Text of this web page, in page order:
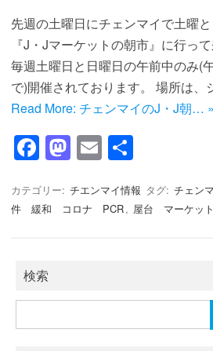
先週の土曜日にチェンマイで土曜
『J・Jマーケットの朝市』に行っ
毎週土曜日と日曜日の午前中のみ(
で)開催されております。 場所は
Read More: チェンマイのJ・J朝… »
F
c
e
o
o
k
M
st
o
n
E
ail
カテゴリー: チエンマイ情報 タグ: チェ
件 緩和 コロナ PCR, 屋台 マーケット
検索
索: